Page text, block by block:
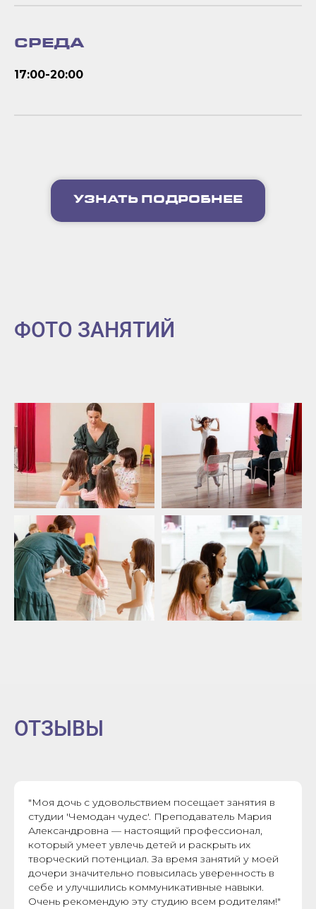
СРЕДА
17:00-20:00
УЗНАТЬ ПОДРОБНЕЕ
ФОТО ЗАНЯТИЙ
ОТЗЫВЫ
"Моя дочь с удовольствием посещает занятия в
студии 'Чемодан чудес'. Преподаватель Мария
Александровна — настоящий профессионал,
который умеет увлечь детей и раскрыть их
творческий потенциал. За время занятий у моей
дочери значительно повысилась уверенность в
себе и улучшились коммуникативные навыки.
Очень рекомендую эту студию всем родителям!"